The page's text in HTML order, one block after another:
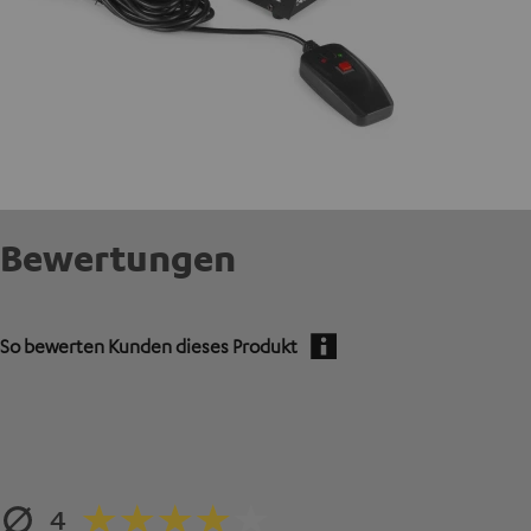
Bewertungen
So bewerten Kunden dieses Produkt
4